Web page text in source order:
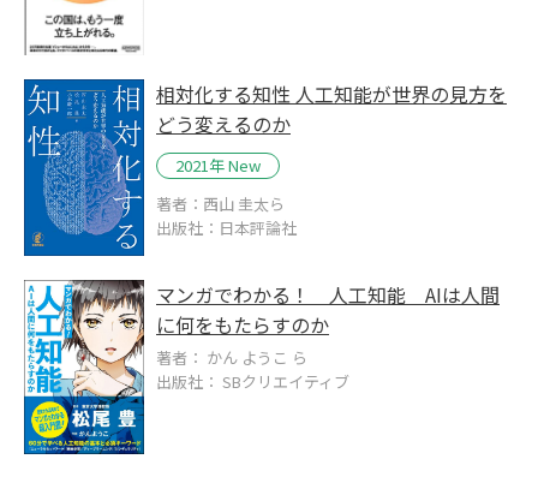
相対化する知性 人工知能が世界の見方を
どう変えるのか
2021年 New
著者：西山 圭太ら
出版社：日本評論社
マンガでわかる！ 人工知能 AIは人間
に何をもたらすのか
著者： かん ようこ ら
出版社： SBクリエイティブ